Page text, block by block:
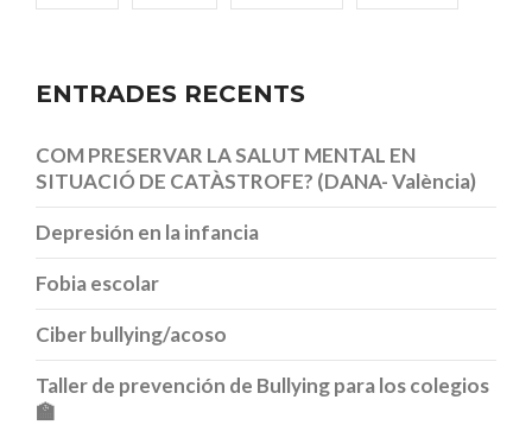
ENTRADES RECENTS
COM PRESERVAR LA SALUT MENTAL EN
SITUACIÓ DE CATÀSTROFE? (DANA- València)
Depresión en la infancia
Fobia escolar
Ciber bullying/acoso
Taller de prevención de Bullying para los colegios
🏫